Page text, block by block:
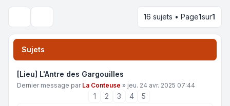
16 sujets • Page1sur1
Sujets
[Lieu] L'Antre des Gargouilles
Dernier message par La Conteuse » jeu. 24 avr. 2025 07:44
1 2 3 4
5